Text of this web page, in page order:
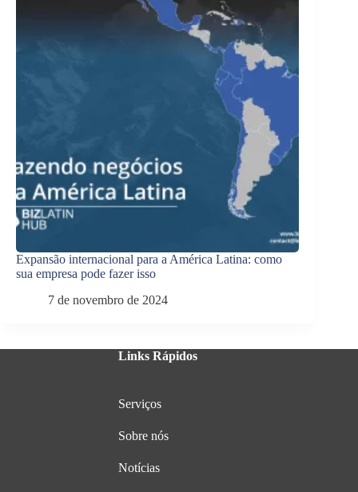
Expansão internacional para a América Latina: como
sua empresa pode fazer isso
7 de novembro de 2024
Links Rápidos
Serviços
Sobre nós
Notícias